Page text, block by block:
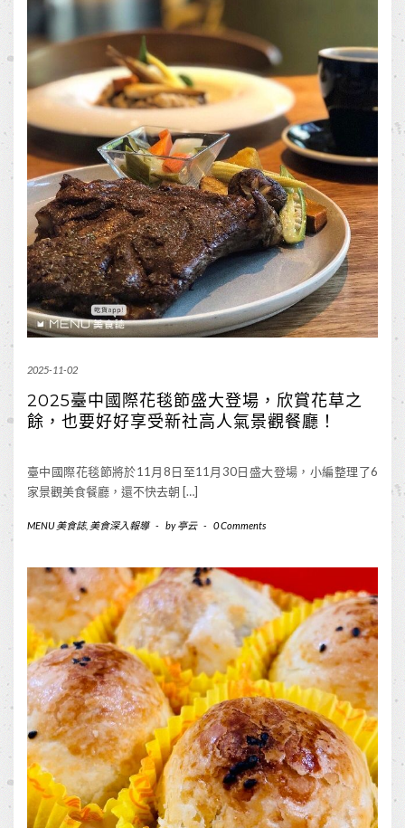
2025-11-02
2025臺中國際花毯節盛大登場，欣賞花草之
餘，也要好好享受新社高人氣景觀餐廳！
臺中國際花毯節將於11月8日至11月30日盛大登場，小編整理了6
家景觀美食餐廳，還不快去朝 […]
MENU 美食誌, 美食深入報導 - by亭云 - 0 Comments